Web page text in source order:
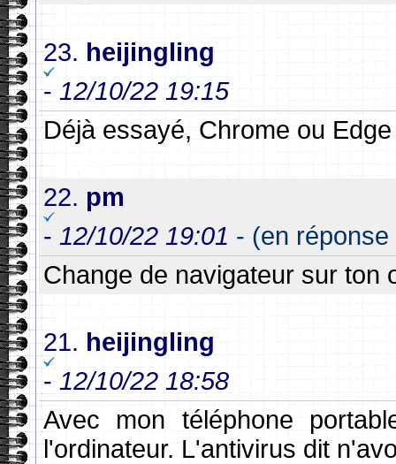
23. heijingling
- 12/10/22 19:15
Déjà essayé, Chrome ou
22. pm
- 12/10/22 19:01 - (en
Change de navigateur sur ton
21. heijingling
- 12/10/22 18:58
Avec mon téléphone
l'ordinateur. L'antivirus dit